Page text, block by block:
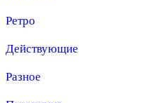
Ретро
Действующие
Разное